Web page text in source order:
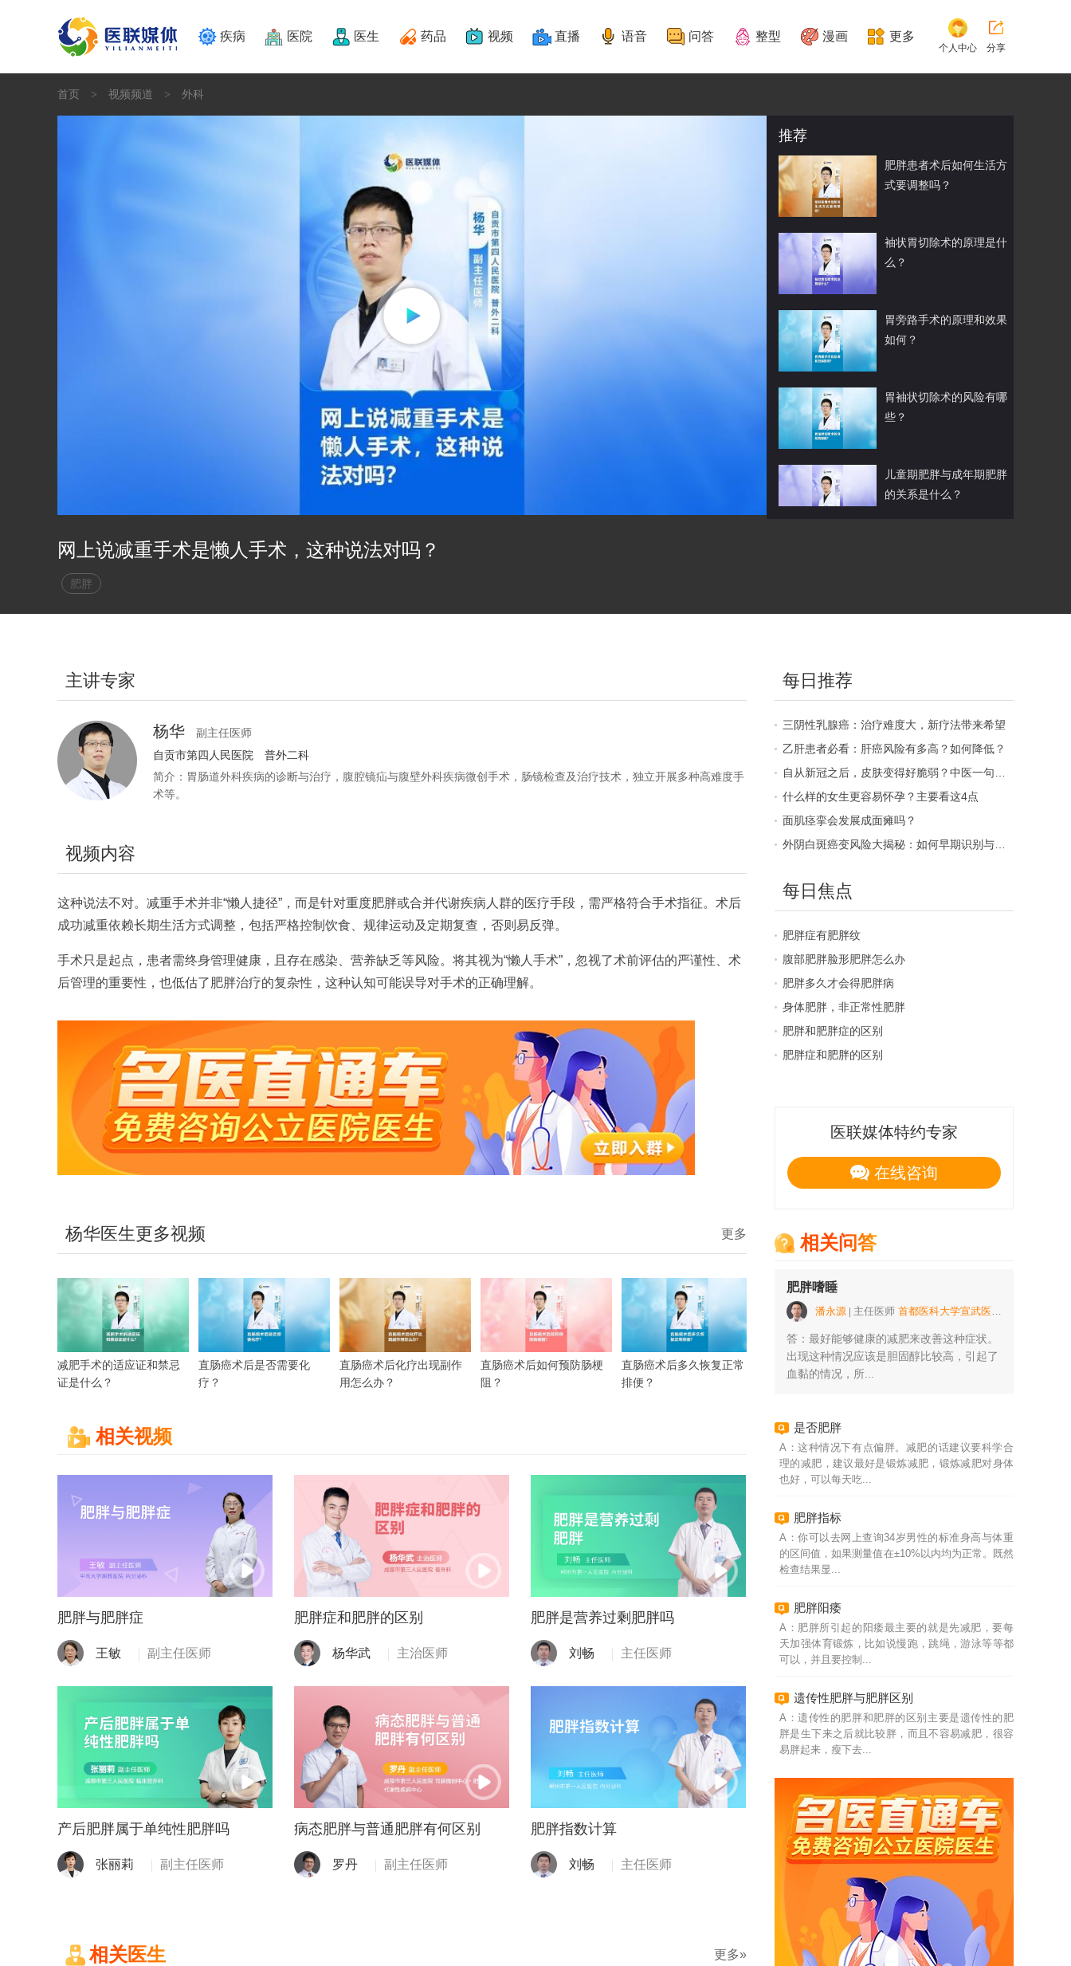
疾病 医院 医生 药品 视频 直播 语音 问答 整型 漫画 更多
个人中心 分享
首页 > 视频频道 > 外科
推荐
肥胖患者术后如何生活方
式要调整吗？
袖状胃切除术的原理是什
么？
胃旁路手术的原理和效果
如何？
胃袖状切除术的风险有哪
些？
儿童期肥胖与成年期肥胖
的关系是什么？
网上说减重手术是懒人手术，这种说法对吗？
肥胖
主讲专家
杨华
副主任医师
自贡市第四人民医院
普外二科
简介：胃肠道外科疾病的诊断与治疗，腹腔镜疝与腹壁外科疾病微创手术，肠镜检查及治疗技术，独立开展多种高难度手
术等。
视频内容
这种说法不对。减重手术并非“懒人捷径”，而是针对重度肥胖或合并代谢疾病人群的医疗手段，需严格符合手术指征。术后
成功减重依赖长期生活方式调整，包括严格控制饮食、规律运动及定期复查，否则易反弹。
手术只是起点，患者需终身管理健康，且存在感染、营养缺乏等风险。将其视为“懒人手术”，忽视了术前评估的严谨性、术
后管理的重要性，也低估了肥胖治疗的复杂性，这种认知可能误导对手术的正确理解。
杨华医生更多视频 更多
减肥手术的适应证和禁忌
证是什么？
直肠癌术后是否需要化
疗？
直肠癌术后化疗出现副作
用怎么办？
直肠癌术后如何预防肠梗
阻？
直肠癌术后多久恢复正常
排便？
相关视频
肥胖与肥胖症
王敏 副主任医师
肥胖症和肥胖的区别
杨华武 主治医师
肥胖是营养过剩肥胖吗
刘畅 主任医师
产后肥胖属于单纯性肥胖吗
张丽莉 副主任医师
病态肥胖与普通肥胖有何区别
罗丹 副主任医师
肥胖指数计算
刘畅 主任医师
相关医生 更多»
每日推荐
三阴性乳腺癌：治疗难度大，新疗法带来希望
乙肝患者必看：肝癌风险有多高？如何降低？
什么样的女生更容易怀孕？主要看这4点
面肌痉挛会发展成面瘫吗？
每日焦点
肥胖症有肥胖纹
腹部肥胖脸形肥胖怎么办
肥胖多久才会得肥胖病
身体肥胖，非正常性肥胖
肥胖和肥胖症的区别
肥胖症和肥胖的区别
医联媒体特约专家
在线咨询
相关问答
肥胖嗜睡
潘永源 主任医师 首都医科大学宣武医院
答：最好能够健康的减肥来改善这种症状。
出现这种情况应该是胆固醇比较高，引起了
血黏的情况，所...
是否肥胖
A：这种情况下有点偏胖。减肥的话建议要科学合
理的减肥，建议最好是锻炼减肥，锻炼减肥对身体
也好，可以每天吃...
肥胖指标
A：你可以去网上查询34岁男性的标准身高与体重
的区间值，如果测量值在±10%以内均为正常。既然
检查结果显...
肥胖阳痿
A：肥胖所引起的阳痿最主要的就是先减肥，要每
天加强体育锻炼，比如说慢跑，跳绳，游泳等等都
可以，并且要控制...
遗传性肥胖与肥胖区别
A：遗传性的肥胖和肥胖的区别主要是遗传性的肥
胖是生下来之后就比较胖，而且不容易减肥，很容
易胖起来，瘦下去...